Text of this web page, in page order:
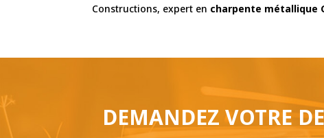
Constructions, expert en charpente métallique
DEMANDEZ VOTRE